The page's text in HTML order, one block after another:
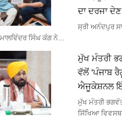
ਦਾ ਦਰਜਾ
ਸ੍ਰੀ ਅਨੰਦਪੁਰ
ਮਾਲਵਿੰਦਰ ਸਿੰਘ ਕੰਗ ਨੇ…
ਮੁੱਖ ਮੰਤਰੀ
ਵੱਲੋਂ ‘ਪੰਜਾਬ
ਐਜੂਕੇਸ਼ਨਲ
ਮੁੱਖ ਮੰਤਰੀ
ਸਿੱਖਿਆ